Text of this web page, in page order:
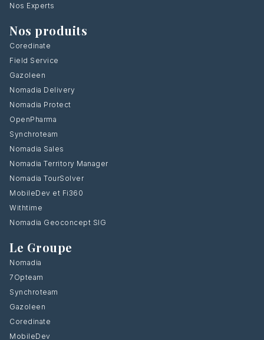
Nos Experts
Nos produits
Coredinate
Field Service
Gazoleen
Nomadia Delivery
Nomadia Protect
OpenPharma
Synchroteam
Nomadia Sales
Nomadia Territory Manager
Nomadia TourSolver
MobileDev et Fi360
Withtime
Nomadia Geoconcept SIG
Le Groupe
Nomadia
7Opteam
Synchroteam
Gazoleen
Coredinate
MobileDev